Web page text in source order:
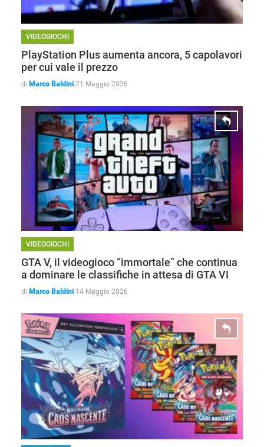
VIDEOGIOCHI
PlayStation Plus aumenta ancora, 5 capolavori
per cui vale il prezzo
di Marco Baldini 21 Maggio 2026
VIDEOGIOCHI
GTA V, il videogioco “immortale” che continua
a dominare le classifiche in attesa di GTA VI
di Marco Baldini 14 Maggio 2026